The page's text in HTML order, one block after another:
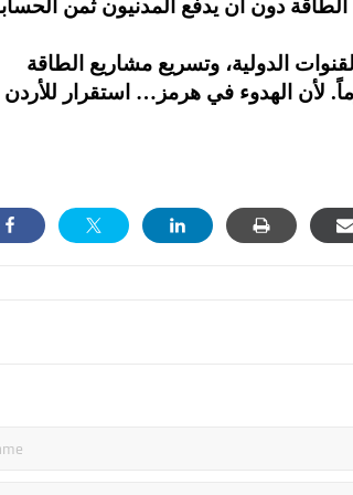
دون أن يدفع المدنيون ثمن
الدولية، وتسريع مشاريع الطاقة
والربط الكهربائي، وبناء مخزون استراتيجي يكفي 120 يوماً. لأن الهدوء في هرمز… استقرار للأردن